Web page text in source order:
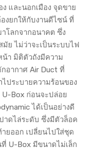
และนอกเมือง จุดขาย
งยกให้กับงานดีไซน์ ที่
โลกจากอนาคต ซึ่ง
ย ไม่ว่าจะเป็นระบบไฟ
น้า มิติตัวถังมีความ
อากาศ Air Duct ที่
ประบายความร้อนของ
U-Box ก่อนจะปล่อย
ได้เป็นอย่างดี
าดไล่ระดับ ซึ่งมีตัวล็อค
ยออก เปลี่ยนไปใส่ชุด
U-Box มีขนาดไม่เล็ก